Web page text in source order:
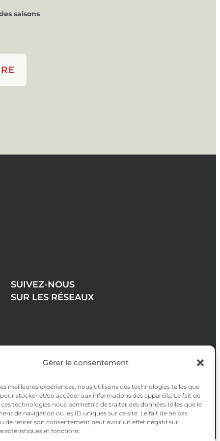
Gérer le consentement
meilleures expériences, nous utilisons des technologies telles que
stocker et/ou accéder aux informations des appareils. Le fait de
technologies nous permettra de traiter des données telles que le
de navigation ou les ID uniques sur ce site. Le fait de ne pas
de retirer son consentement peut avoir un effet négatif sur
et fonctions.
saisons
SUIVEZ-NOUS
SUR LES RÉSEAUX